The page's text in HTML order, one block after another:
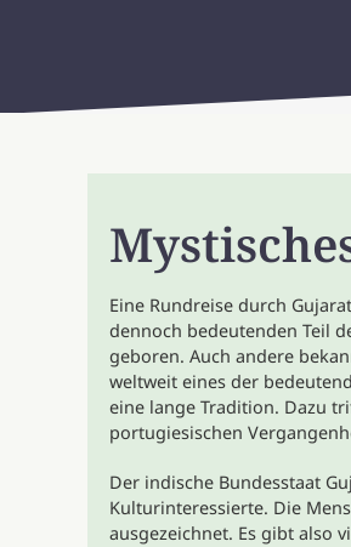
Eine Rundreise durch
dennoch bedeutenden Teil
geboren. Auch andere
weltweit eines der
eine lange Tradition. Dazu
portugiesischen
Der indische Bundesstaat
Kulturinteressierte. Die
ausgezeichnet. Es gibt also